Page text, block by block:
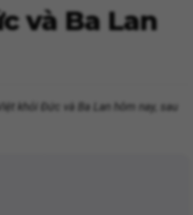
và Ba Lan
khỏi Đức và Ba Lan hôm nay, sau